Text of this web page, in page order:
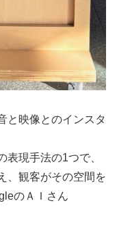
と映像とのインスタ
表現手法の1つで、
、観客がその空間を
のＡＩさん